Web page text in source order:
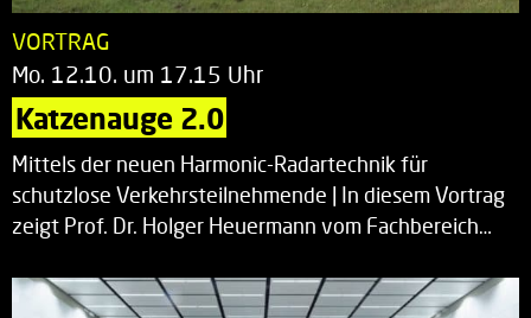
VORTRAG
Mo. 12.10. um 17.15 Uhr
Katzenauge 2.0
Mittels der neuen Harmonic-Radartechnik für
schutzlose Verkehrsteilnehmende | In diesem Vortrag
zeigt Prof. Dr. Holger Heuermann vom Fachbereich…